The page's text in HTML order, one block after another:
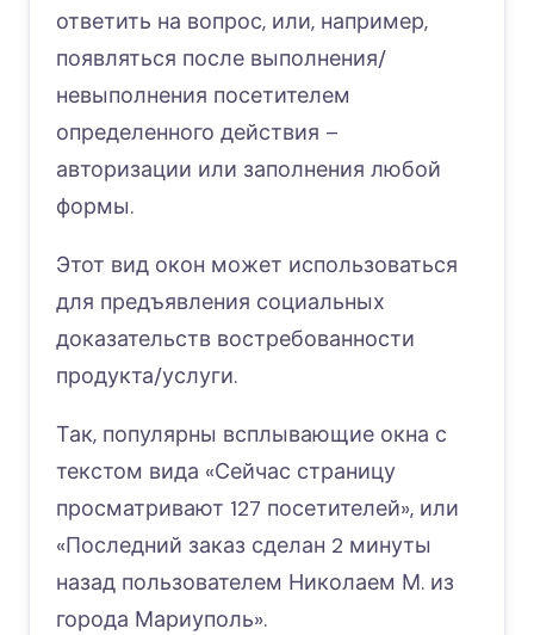
ответить на вопрос, или, например,
появляться после выполнения/
невыполнения посетителем
определенного действия –
авторизации или заполнения любой
формы.
Этот вид окон может использоваться
для предъявления социальных
доказательств востребованности
продукта/услуги.
Так, популярны всплывающие окна с
текстом вида «Сейчас страницу
просматривают 127 посетителей», или
«Последний заказ сделан 2 минуты
назад пользователем Николаем М. из
города Мариуполь».